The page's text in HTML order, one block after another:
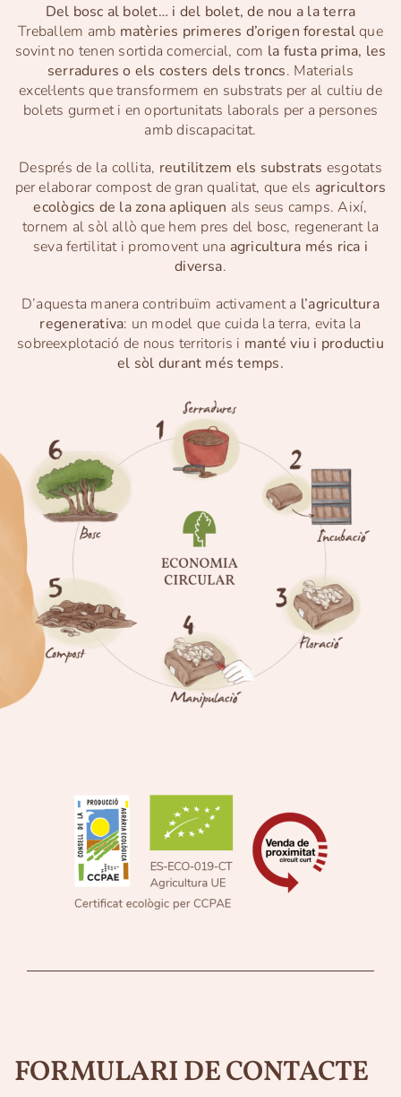
Del bosc al bolet… i del bolet, de nou a la terra
Treballem amb matèries primeres d’origen forestalque
sovint no tenen sortida comercial, com la fusta prima, les
serradures o els costers dels troncs. Materials
excel·lents que transformem en substrats per al cultiu de
bolets gurmet i en oportunitats laborals per a persones
amb discapacitat.
Després de la collita, reutilitzem els substrats esgotats
per elaborar compost de gran qualitat, que els agricultors
ecològics de la zona apliquen als seus camps. Així,
tornem al sòl allò que hem pres del bosc, regenerant la
seva fertilitat i promovent una agricultura més rica i
diversa.
D’aquesta manera contribuïm activament a l’agricultura
regenerativa: un model que cuida la terra, evita la
sobreexplotació de nous territoris i manté viu i productiu
el sòl durant més temps.
FORMULARI DE CONTACTE